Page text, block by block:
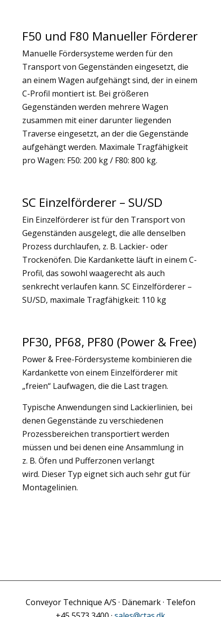
F50 und F80 Manueller Förderer
Manuelle Fördersysteme werden für den
Transport von Gegenständen eingesetzt, die
an einem Wagen aufgehängt sind, der in einem
C-Profil montiert ist. Bei größeren
Gegenständen werden mehrere Wagen
zusammen mit einer darunter liegenden
Traverse eingesetzt, an der die Gegenstände
aufgehängt werden. Maximale Tragfähigkeit
pro Wagen: F50: 200 kg / F80: 800 kg.
SC Einzelförderer – SU/SD
Ein Einzelförderer ist für den Transport von
Gegenständen ausgelegt, die alle denselben
Prozess durchlaufen, z. B. Lackier- oder
Trockenöfen. Die Kardankette läuft in einem C-
Profil, das sowohl waagerecht als auch
senkrecht verlaufen kann. SC Einzelförderer –
SU/SD, maximale Tragfähigkeit: 110 kg
PF30, PF68, PF80 (Power & Free)
Power & Free-Fördersysteme kombinieren die
Kardankette von einem Einzelförderer mit
„freien“ Laufwagen, die die Last tragen.
Typische Anwendungen sind Lackierlinien, bei
denen Gegenstände zu verschiedenen
Prozessbereichen transportiert werden
müssen und bei denen eine Ansammlung in
z. B. Öfen und Pufferzonen verlangt
wird. Dieser Typ eignet sich auch sehr gut für
Montagelinien.
Conveyor Technique A/S · Dänemark · Telefon